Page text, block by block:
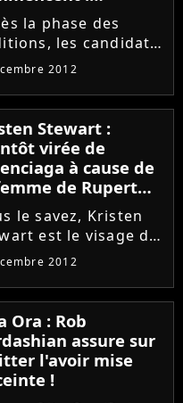
la phase des
les candidats
de La France a
vont devoir se
aux demi-
! En effet, dix
sélectionnés
2012
Stewart :
virée de
à cause de
de Rupert
?
le savez, Kristen
est le visage du
"Florabotanica"
d'un an, la chérie
Pattinson fait
de la
Mais
2012
Ora : Rob
assure sur
l'avoir mise
!